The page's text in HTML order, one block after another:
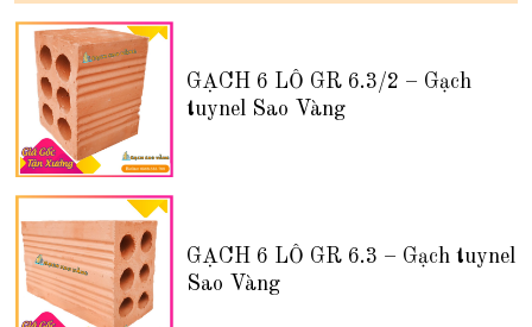
GẠCH 6 LỖ GR 6.3/2 – Gạch
tuynel Sao Vàng
GẠCH 6 LỖ GR 6.3 – Gạch tuynel
Sao Vàng